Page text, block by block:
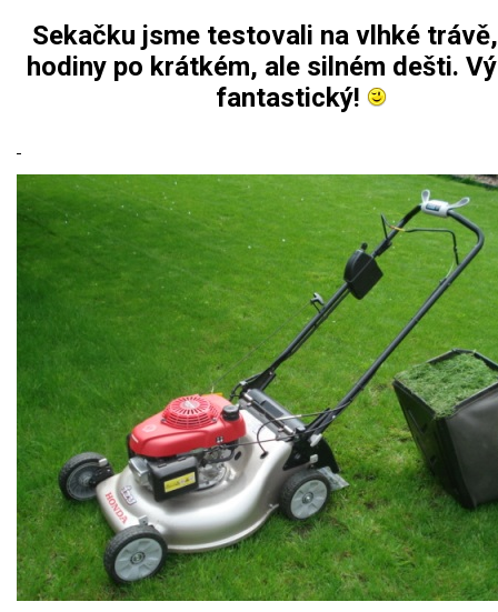
VARI
VARI malotraktory
Sněhové frézy
Vertikutátory
Kultivátory
Nůžky na živý plot
Vysavače a foukače
Elektrocentrály
Štěpkovače a drtiče
Elektrické skútry
Elektrické tříkolky
Sekačku jsme testovali na vlhké
hodiny po krátkém, ale silném dešti.
fantastický!